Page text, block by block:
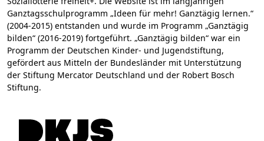
Ganztagsschulprogramm „Ideen für mehr! Ganztägig lernen.“
(2004-2015) entstanden und wurde im Programm „Ganztägig
bilden“ (2016-2019) fortgeführt. „Ganztägig bilden“ war ein
Programm der Deutschen Kinder- und Jugendstiftung,
gefördert aus Mitteln der Bundesländer mit Unterstützung
der Stiftung Mercator Deutschland und der Robert Bosch
Stiftung.